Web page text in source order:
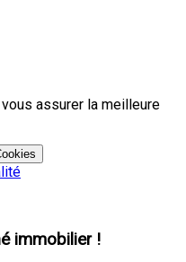
assurer la meilleure
immobilier !